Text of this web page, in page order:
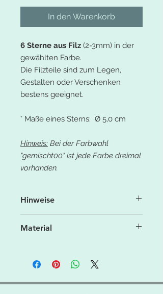
In den Warenkorb
6 Sterne aus Filz (2-3mm) in der
gewählten Farbe.
Die Filzteile sind zum Legen,
Gestalten oder Verschenken
bestens geeignet.
° Maße eines Sterns: Ø 5,0 cm
Hinweis: Bei der Farbwahl
"gemischt00" ist jede Farbe dreimal
vorhanden.
Hinweise
Bildschirmeinstellung können die
abweichen.
Material
° feste Filzqualität